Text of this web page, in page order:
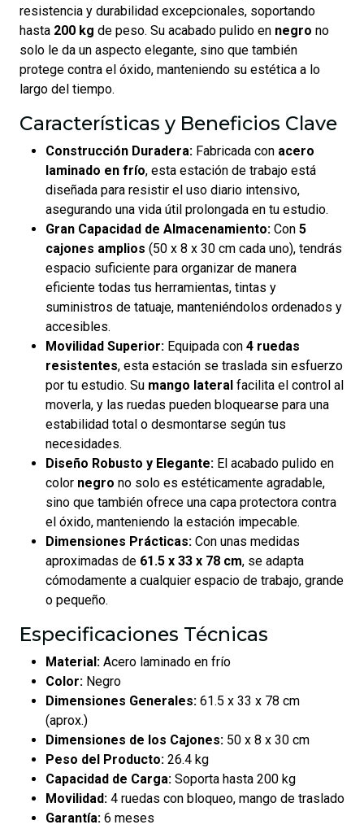
resistencia y durabilidad excepcionales, soportando
hasta 200 kg de peso. Su acabado pulido en negro no
solo le da un aspecto elegante, sino que también
protege contra el óxido, manteniendo su estética a lo
largo del tiempo.
Características y Beneficios Clave
Construcción Duradera: Fabricada con acero
laminado en frío, esta estación de trabajo está
diseñada para resistir el uso diario intensivo,
asegurando una vida útil prolongada en tu estudio.
Gran Capacidad de Almacenamiento: Con 5
cajones amplios (50 x 8 x 30 cm cada uno), tendrás
espacio suficiente para organizar de manera
eficiente todas tus herramientas, tintas y
suministros de tatuaje, manteniéndolos ordenados y
accesibles.
Movilidad Superior: Equipada con 4 ruedas
resistentes, esta estación se traslada sin esfuerzo
por tu estudio. Su mango lateral facilita el control al
moverla, y las ruedas pueden bloquearse para una
estabilidad total o desmontarse según tus
necesidades.
Diseño Robusto y Elegante: El acabado pulido en
color negro no solo es estéticamente agradable,
sino que también ofrece una capa protectora contra
el óxido, manteniendo la estación impecable.
Dimensiones Prácticas: Con unas medidas
aproximadas de 61.5 x 33 x 78 cm, se adapta
cómodamente a cualquier espacio de trabajo, grande
o pequeño.
Especificaciones Técnicas
Material: Acero laminado en frío
Color: Negro
Dimensiones Generales: 61.5 x 33 x 78 cm
(aprox.)
Dimensiones de los Cajones: 50 x 8 x 30 cm
Peso del Producto: 26.4 kg
Capacidad de Carga: Soporta hasta 200 kg
Movilidad: 4 ruedas con bloqueo, mango de traslado
Garantía: 6 meses